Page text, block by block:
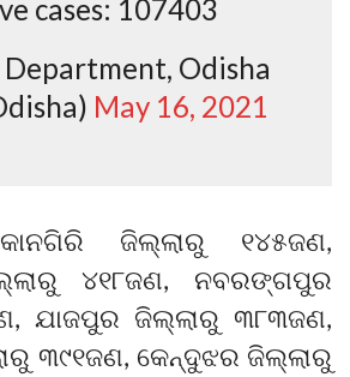
cases: 107403
Department, Odisha
May 16, 2021
ଜିଲ୍ଲାରୁ ୧୪୫ଜଣ,
୪୧୮ଜଣ, ନବରଙ୍ଗପୁର
ଯାଜପୁର ଜିଲ୍ଲାରୁ ୩୮୩ଜଣ,
୩୯୧ଜଣ, କେନ୍ଦୁଝର ଜିଲ୍ଲାରୁ